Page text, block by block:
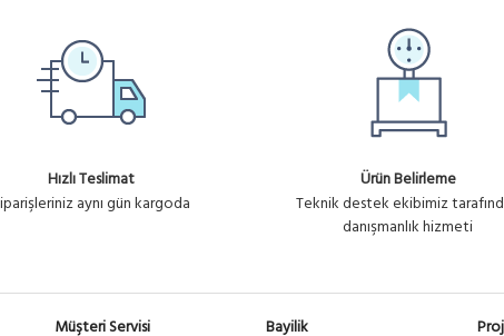
Hızlı Teslimat
aynı gün kargoda
Ürün Belirleme
Teknik destek ekibimiz
danışmanlık hizmeti
Müşteri Servisi Bayilik